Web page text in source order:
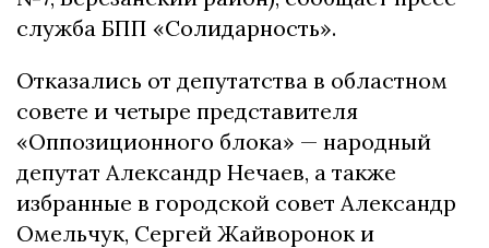
служба БПП «Солидарность».
Отказались от депутатства в областном
совете и четыре представителя
«Оппозиционного блока» — народный
депутат Александр Нечаев, а также
избранные в городской совет Александр
Омельчук, Сергей Жайворонок и